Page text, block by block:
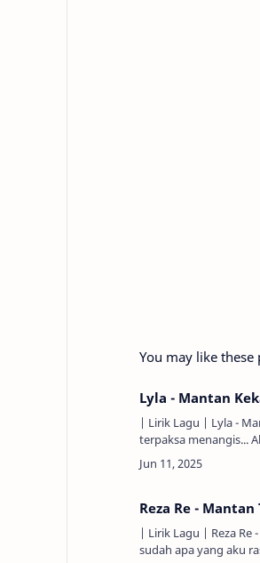
You may like these
Lyla - Mantan
| Lirik Lagu | Lyla -
terpaksa menangis...
Cahayaku semakin
masih bisa kulihat...…
Reza Re -
| Lirik Lagu | Reza Re -
sudah apa yang aku